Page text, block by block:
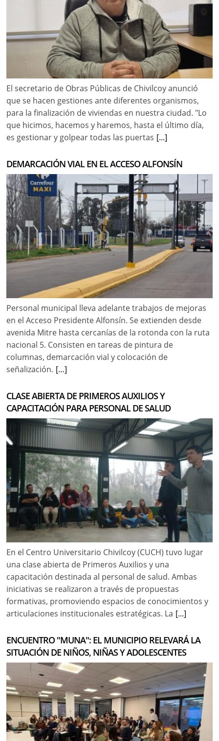
El secretario de Obras Públicas de Chivilcoy anunció
que se hacen gestiones ante diferentes organismos,
para la finalización de viviendas en nuestra ciudad. "Lo
que hicimos, hacemos y haremos, hasta el último día,
es gestionar y golpear todas las puertas [...]
DEMARCACIÓN VIAL EN EL ACCESO ALFONSÍN
Personal municipal lleva adelante trabajos de mejoras
en el Acceso Presidente Alfonsín. Se extienden desde
avenida Mitre hasta cercanías de la rotonda con la ruta
nacional 5. Consisten en tareas de pintura de
columnas, demarcación vial y colocación de
señalización. […]
CLASE ABIERTA DE PRIMEROS AUXILIOS Y
CAPACITACIÓN PARA PERSONAL DE SALUD
En el Centro Universitario Chivilcoy (CUCH) tuvo lugar
una clase abierta de Primeros Auxilios y una
capacitación destinada al personal de salud. Ambas
iniciativas se realizaron a través de propuestas
formativas, promoviendo espacios de conocimientos y
articulaciones institucionales estratégicas. La [...]
ENCUENTRO "MUNA": EL MUNICIPIO RELEVARÁ LA
SITUACIÓN DE NIÑOS, NIÑAS Y ADOLESCENTES